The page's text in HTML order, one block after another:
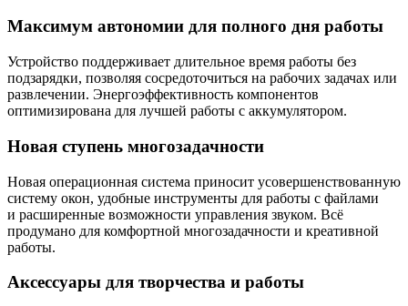
Максимум автономии для полного дня работы
Устройство поддерживает длительное время работы без
подзарядки, позволяя сосредоточиться на рабочих задачах или
развлечении. Энергоэффективность компонентов
оптимизирована для лучшей работы с аккумулятором.
Новая ступень многозадачности
Новая операционная система приносит усовершенствованную
систему окон, удобные инструменты для работы с файлами
и расширенные возможности управления звуком. Всё
продумано для комфортной многозадачности и креативной
работы.
Аксессуары для творчества и работы